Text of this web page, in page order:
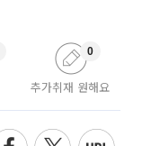
추가취재 원해요
0